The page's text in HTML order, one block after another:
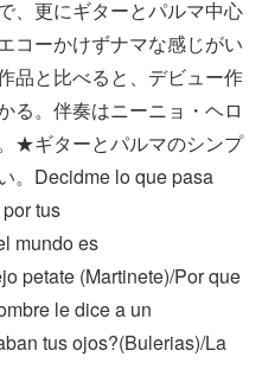
、更にギターとパルマ中心
コーかけずナマな感じがい
品と比べると、デビュー作
る。伴奏はニーニョ・ヘロ
★ギターとパルマのシンプ
。Decidme lo que pasa
tus
mundo es
petate (Martinete)/Por que
le dice a un
tus ojos?(Bulerias)/La